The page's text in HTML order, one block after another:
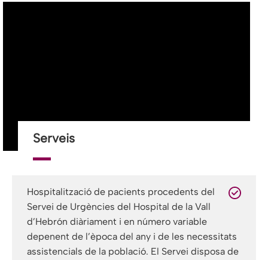
Serveis
Hospitalització de pacients procedents del
Servei de Urgències del Hospital de la Vall
d’Hebrón diàriament i en número variable
depenent de l’època del any i de les necessitats
assistencials de la població. El Servei disposa de